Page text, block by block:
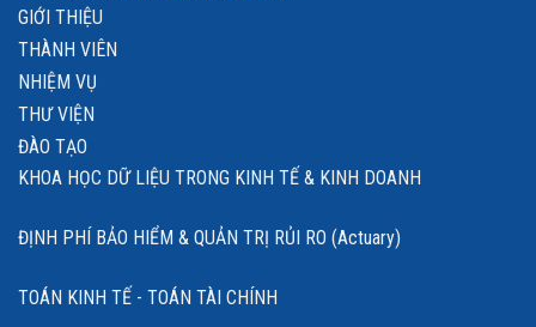
GIỚI THIỆU
THÀNH VIÊN
NHIỆM VỤ
THƯ VIỆN
ĐÀO TẠO
KHOA HỌC DỮ LIỆU TRONG KINH TẾ & KINH DOANH
ĐỊNH PHÍ BẢO HIỂM & QUẢN TRỊ RỦI RO (Actuary)
TOÁN KINH TẾ - TOÁN TÀI CHÍNH